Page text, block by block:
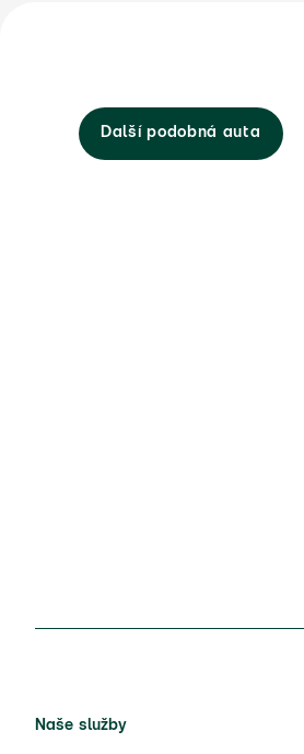
Další podobná auta
Naše služby